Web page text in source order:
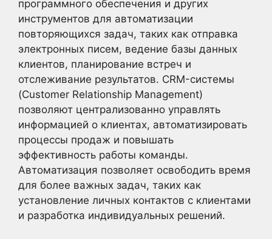
программного обеспечения и других
инструментов для автоматизации
повторяющихся задач, таких как отправка
электронных писем, ведение базы данных
клиентов, планирование встреч и
отслеживание результатов. CRM-системы
(Customer Relationship Management)
позволяют централизованно управлять
информацией о клиентах, автоматизировать
процессы продаж и повышать
эффективность работы команды.
Автоматизация позволяет освободить время
для более важных задач, таких как
установление личных контактов с клиентами
и разработка индивидуальных решений.